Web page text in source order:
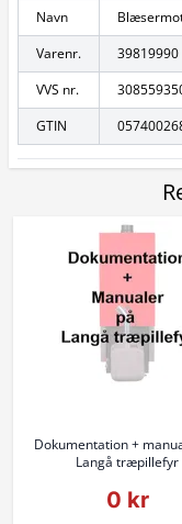
Navn
Varenr.
39819990
VVS nr.
GTIN
Dokumentation +
Langå træpillefyr
0 kr